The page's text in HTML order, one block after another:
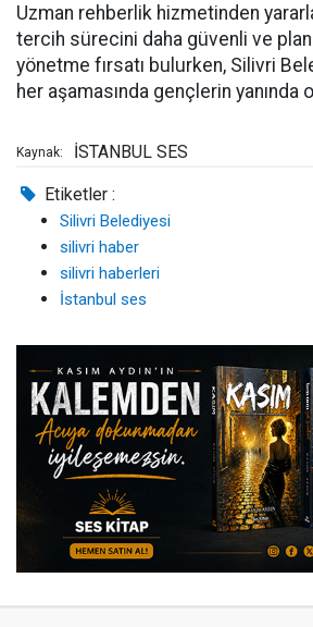
Uzman rehberlik hizmetinden
tercih sürecini daha güvenli ve
yönetme fırsatı bulurken, Silivri
her aşamasında gençlerin yanında
Kaynak: İSTANBUL SES
Etiketler :
Silivri Belediyesi
silivri haber
silivri haberleri
İstanbul ses